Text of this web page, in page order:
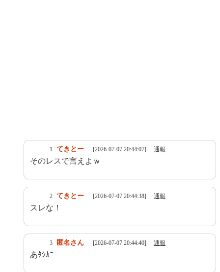
1 てきとー [2026-07-07 20:44:07] 通報
そのレスで言えよｗ
2 てきとー [2026-07-07 20:44:38] 通報
スレな！
3 匿名さん [2026-07-07 20:44:40] 通報
あﾀｼｶﾆ